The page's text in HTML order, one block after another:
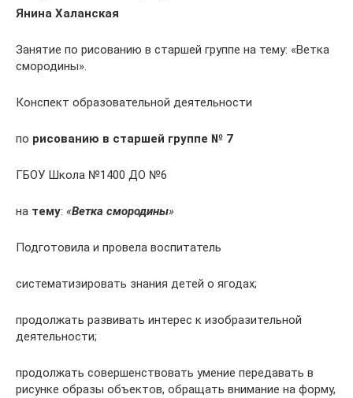
Янина Халанская
Занятие по рисованию в старшей группе на тему: «Ветка
смородины».
Конспект образовательной деятельности
по рисованию в старшей группе № 7
ГБОУ Школа №1400 ДО №6
на тему: «Ветка смородины»
Подготовила и провела воспитатель
систематизировать знания детей о ягодах;
продолжать развивать интерес к изобразительной
деятельности;
продолжать совершенствовать умение передавать в
рисунке образы объектов, обращать внимание на форму,